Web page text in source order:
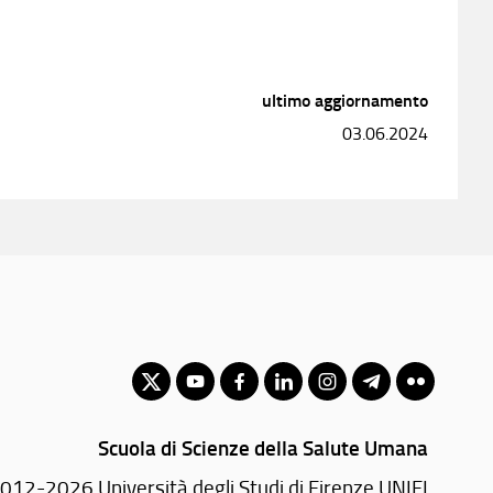
ultimo aggiornamento
03.06.2024
Scuola di Scienze della Salute Umana
2026 Università degli Studi di Firenze UNIFI